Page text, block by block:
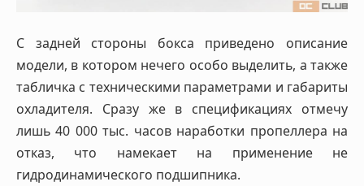
С задней стороны бокса приведено описание
модели, в котором нечего особо выделить, а также
табличка с техническими параметрами и габариты
охладителя. Сразу же в спецификациях отмечу
лишь 40 000 тыс. часов наработки пропеллера на
отказ, что намекает на применение не
гидродинамического подшипника.